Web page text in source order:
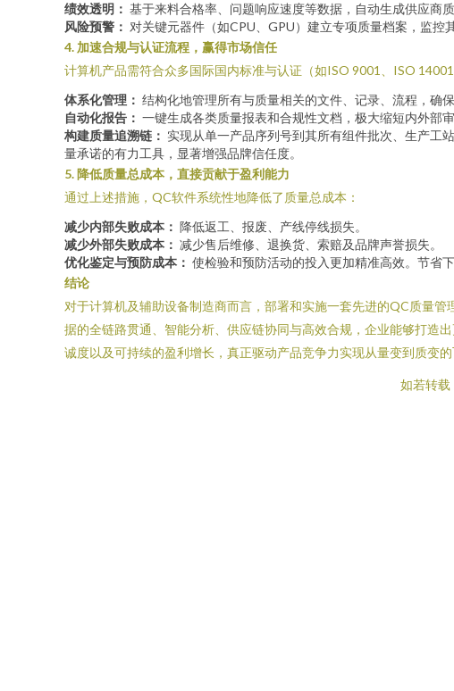
绩效透明： 基于来料合格率、问题响应速度等数据，自动生成供应商
风险预警： 对关键元器件（如CPU、GPU）建立专项质量档案，监控
4. 加速合规与认证流程，赢得市场信任
计算机产品需符合众多国际国内标准与认证（如ISO 9001、ISO
体系化管理： 结构化地管理所有与质量相关的文件、记录、流程，确
自动化报告： 一键生成各类质量报表和合规性文档，极大缩短内外部
构建质量追溯链： 实现从单一产品序列号到其所有组件批次、生产工
量承诺的有力工具，显著增强品牌信任度。
5. 降低质量总成本，直接贡献于盈利能力
通过上述措施，QC软件系统性地降低了质量总成本：
减少内部失败成本： 降低返工、报废、产线停线损失。
减少外部失败成本： 减少售后维修、退换货、索赔及品牌声誉损失。
优化鉴定与预防成本： 使检验和预防活动的投入更加精准高效。节省
结论
对于计算机及辅助设备制造商而言，部署和实施一套先进的QC质量管
据的全链路贯通、智能分析、供应链协同与高效合规，企业能够打造
诚度以及可持续的盈利增长，真正驱动产品竞争力实现从量变到质变的
如若转